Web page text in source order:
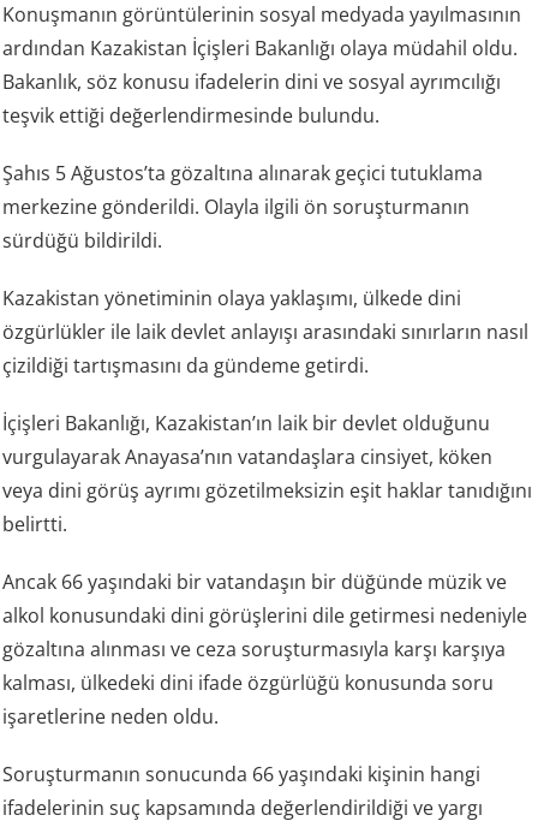
Konuşmanın görüntülerinin sosyal medyada yayılmasının
ardından Kazakistan İçişleri Bakanlığı olaya müdahil oldu.
Bakanlık, söz konusu ifadelerin dini ve sosyal ayrımcılığı
teşvik ettiği değerlendirmesinde bulundu.
Şahıs 5 Ağustos’ta gözaltına alınarak geçici tutuklama
merkezine gönderildi. Olayla ilgili ön soruşturmanın
sürdüğü bildirildi.
Kazakistan yönetiminin olaya yaklaşımı, ülkede dini
özgürlükler ile laik devlet anlayışı arasındaki sınırların nasıl
çizildiği tartışmasını da gündeme getirdi.
İçişleri Bakanlığı, Kazakistan’ın laik bir devlet olduğunu
vurgulayarak Anayasa’nın vatandaşlara cinsiyet, köken
veya dini görüş ayrımı gözetilmeksizin eşit haklar tanıdığını
belirtti.
Ancak 66 yaşındaki bir vatandaşın bir düğünde müzik ve
alkol konusundaki dini görüşlerini dile getirmesi nedeniyle
gözaltına alınması ve ceza soruşturmasıyla karşı karşıya
kalması, ülkedeki dini ifade özgürlüğü konusunda soru
işaretlerine neden oldu.
Soruşturmanın sonucunda 66 yaşındaki kişinin hangi
ifadelerinin suç kapsamında değerlendirildiği ve yargı